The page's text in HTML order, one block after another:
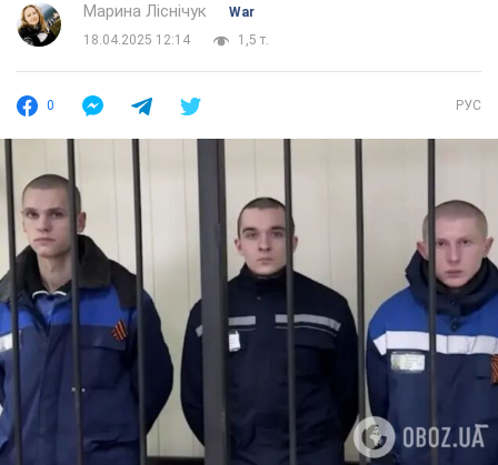
Марина Ліснічук
War
18.04.2025 12:14
1,5 т.
0 РУС